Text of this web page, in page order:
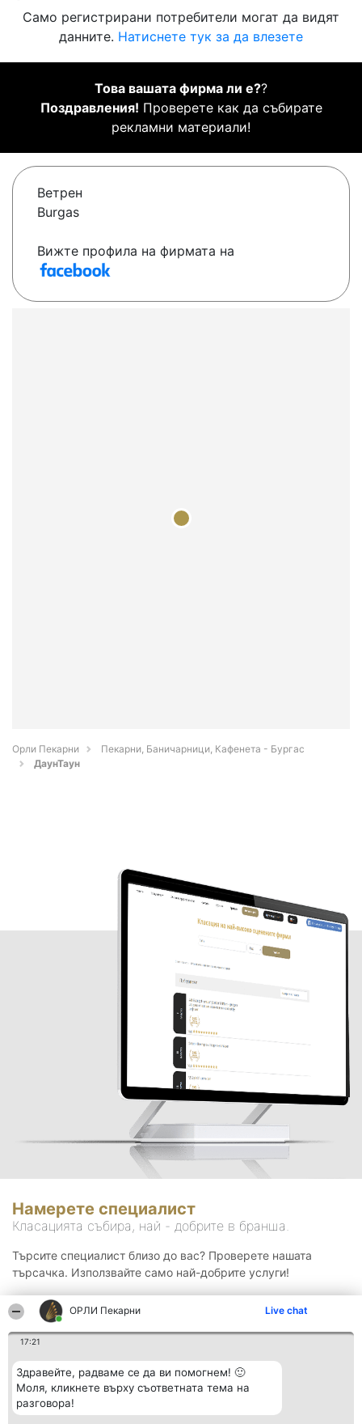
ОРЛИ Пекарни Live chat
17:21
Здравейте, радваме се да ви помогнем! 🙂
Моля, кликнете върху съответната тема на
разговора!
Само регистрирани потребители могат да видят
данните. Натиснете тук за да влезете
Това вашата фирма ли е??
Поздравления! Проверете как да събирате
рекламни материали!
Ветрен
Burgas
Вижте профила на фирмата на
Орли Пекарни
Пекарни, Баничарници, Кафенета - Бургас
ДаунТаун
Намерете специалист
Класацията събира, най - добрите в бранша.
Търсите специалист близо до вас? Проверете нашата
търсачка. Използвайте само най-добрите услуги!